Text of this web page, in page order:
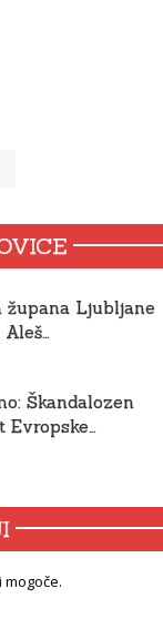
župana Ljubljane
Škandalozen
Evropske…